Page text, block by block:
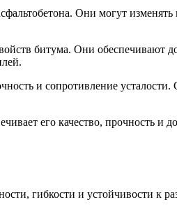
Они могут изменять
битума. Они обеспечивают
и сопротивление
его качество, прочность и
гибкости и устойчивости к